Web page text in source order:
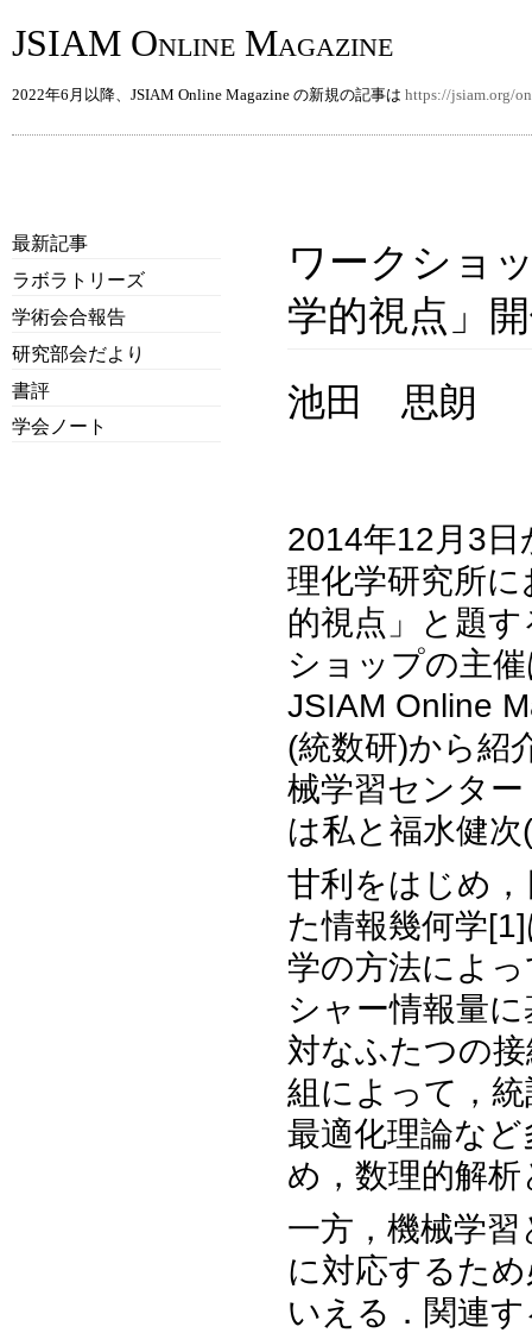
JSIAM Online Magazine
2022年6月以降、JSIAM Online Magazine の新規の記事は https://jsiam.org/
最新記事
ラボラトリーズ
学術会合報告
研究部会だより
書評
学会ノート
ワークショ
学的視点」
池田 思朗
2014年12月3
理化学研究所
的視点」と題
ショップの主
JSIAM Online
(統数研)から紹
械学習センタ
は私と福水健
甘利をはじめ
た情報幾何学
学の方法によ
シャー情報量
対なふたつの
組によって，
最適化理論な
め，数理的解
一方，機械学
に対応するた
いえる．関連